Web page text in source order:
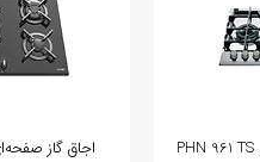
گاز صفحه ای آریستون مدل PHN 961 TS